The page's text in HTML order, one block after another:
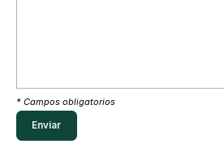
* Campos obligatorios